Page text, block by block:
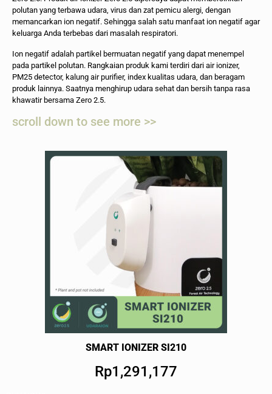
polutan yang terbawa udara, virus dan zat pemicu alergi, dengan
memancarkan ion negatif. Sehingga salah satu manfaat ion negatif agar
keluarga Anda terbebas dari masalah respiratori.
Ion negatif adalah partikel bermuatan negatif yang dapat menempel
pada partikel polutan. Rangkaian produk kami terdiri dari air ionizer,
PM25 detector, kalung air purifier, index kualitas udara, dan beragam
produk lainnya. Saatnya menghirup udara sehat dan bersih tanpa rasa
khawatir bersama Zero 2.5.
scroll down to see more >>
SMART IONIZER SI210
Rp1,291,177